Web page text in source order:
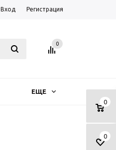
Вход Регистрация
0
0
0
ЕЩЕ